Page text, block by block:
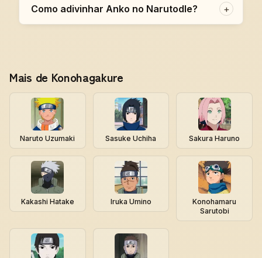
Como adivinhar Anko no Narutodle? +
Mais de Konohagakure
Naruto Uzumaki Sasuke Uchiha Sakura Haruno
Kakashi Hatake Iruka Umino
Konohamaru
Sarutobi